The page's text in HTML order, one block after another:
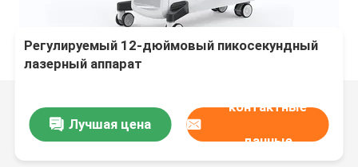
Регулируемый 12-дюймовый пикосекундный
лазерный аппарат
Лучшая цена
контактные
данные